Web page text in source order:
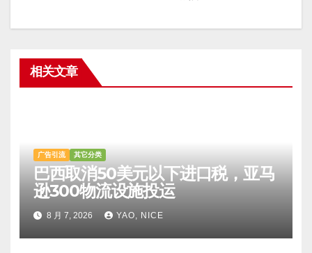
相关文章
广告引流 其它分类
巴西取消50美元以下进口税，亚马
逊300物流设施投运
8 月 7, 2026 YAO, NICE